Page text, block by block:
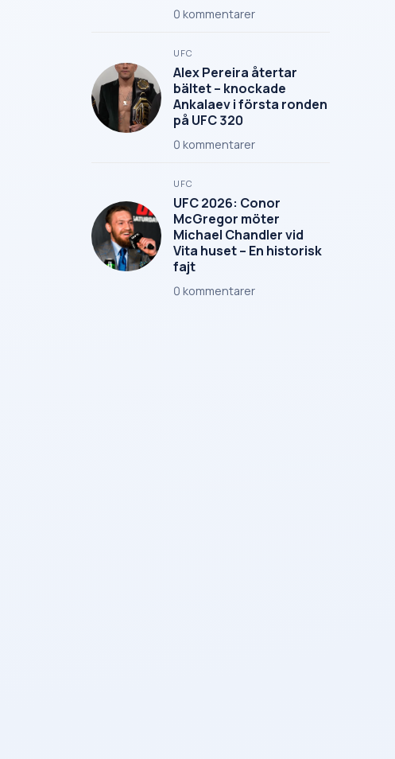
0 kommentarer
UFC
Alex Pereira återtar
bältet – knockade
Ankalaev i första ronden
på UFC 320
0 kommentarer
UFC
UFC 2026: Conor
McGregor möter
Michael Chandler vid
Vita huset – En historisk
fajt
0 kommentarer